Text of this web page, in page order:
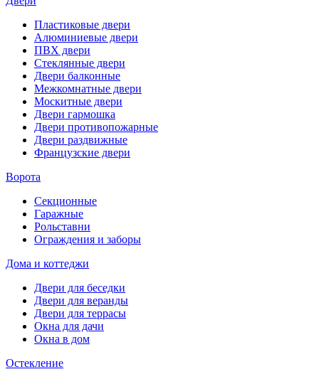
Пластиковые двери
Алюминиевые двери
ПВХ двери
Стеклянные двери
Двери балконные
Межкомнатные двери
Москитные двери
Двери гармошка
Двери противопожарные
Двери раздвижные
Французские двери
Ворота
Секционные
Гаражные
Рольставни
Ограждения и заборы
Дома и коттеджи
Двери для беседки
Двери для веранды
Двери для террасы
Окна для дачи
Окна в дом
Остекление